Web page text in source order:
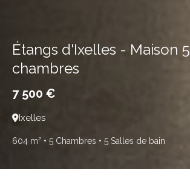
Étangs d'Ixelles - Maison 5
chambres
7 500 €
Ixelles
604 m² • 5 Chambres • 5 Salles de bain